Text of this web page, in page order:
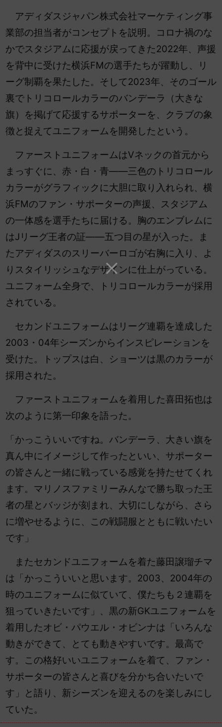
アディダスジャパン株式会社マーケティング事
業部の担当者がコンセプトを説明。コロナ禍のな
かでスタジアムに応援が戻ってきた2022年、声援
を背中に受けた横浜FMの選手たちが躍動し、リ
ーグ制覇を果たした。そして2023年、そのゴール
裏でトリコロールカラーのバンデーラ（大きな
旗）を掲げて応援するサポーターを、クラブの象
徴と捉えてユニフォームを開発したという。
ファーストユニフォームはVネックの首元から
まっすぐに、赤・白・青――三色のトリコロール
カラーがグラフィックに大胆に取り入れられ、横
浜FMのファン・サポーターの声援、スタジアム
の一体感を選手たちに届ける。胸のエンブレムに
はJリーグ王者の証――五つ目の星が入った。ま
たアディダスのスリーバーロゴが右胸に入り、よ
りスタイリッシュなデザインに仕上がっている。
ユニフォーム全身で、トリコロールカラーが採用
されている。
セカンドユニフォームはリーグ連覇を達成した
2003・04年シーズンからインスピレーションを
受けた。トップスは白、ショーツは黒のカラーが
採用された。
ファーストユニフォームを着用した喜田拓也は
次のように第一印象を語った。
「かっこういいですね。バンデーラ、大きい旗を
真ん中にイメージして作ったといい、サポーター
の皆さんと一緒に戦っている感覚を持たせてくれ
ます。マリノスファミリーみんなで勝ち取った王
者の星とバッジが刻まれ、大切にしながら、さら
に増やせるように、この戦闘服とともに戦いたい
です」
またセカンドユニフォームを着た藤田譲瑠チマ
は「かっこういいと思います。2003、2004年の
時のユニフォームに似ていて、僕たちも２連覇を
狙っていきたいです」、黒の新GKユニフォームを
着用したオビ・パウエル・オビンナは「いろんな
動きができて、とても動きやすいです。最高で
す。この格好いいユニフォームを着て、ファン・
サポーターの皆さんと喜びを分かち合いたいで
す」と語り、新シーズンを迎えるのを楽しみにし
ていた。